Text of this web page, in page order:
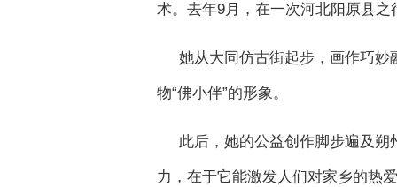
术。去年9月，在一次河北阳原县
她从大同仿古街起步，画作巧
物“佛小伴”的形象。
此后，她的公益创作脚步遍及
力，在于它能激发人们对家乡的热